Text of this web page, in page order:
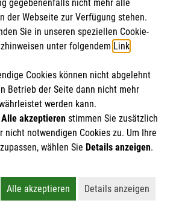
abonnieren
|AGB |Impressum|Datenschutz
|Kontakt|Sharepoint
gegebenenfalls nicht mehr alle
der Webseite zur Verfügung stehen.
Sie in unseren speziellen Cookie-
unter folgendem Link.
Cookies können nicht abgelehnt
Betrieb der Seite dann nicht mehr
werden kann.
Alle akzeptierenstimmen Sie zusätzlich
nicht notwendigen Cookies zu. Um Ihre
wählen Sie Details anzeigen.
nicht-essentiellen Cookies ab
Alle akzeptieren
Akzeptiert alle Cookies
Details anzeigen